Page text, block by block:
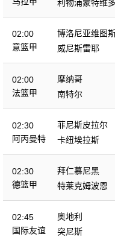
利物浦蒙特维多
02:00
意篮甲
博洛尼亚维图
威尼斯雷耶
02:00
法篮甲
摩纳哥
南特尔
02:30
阿丙曼特
菲尼斯皮拉尔
卡纽埃拉斯
02:30
德篮甲
拜仁慕尼黑
特莱克姆波恩
02:45
国际友谊
奥地利
突尼斯